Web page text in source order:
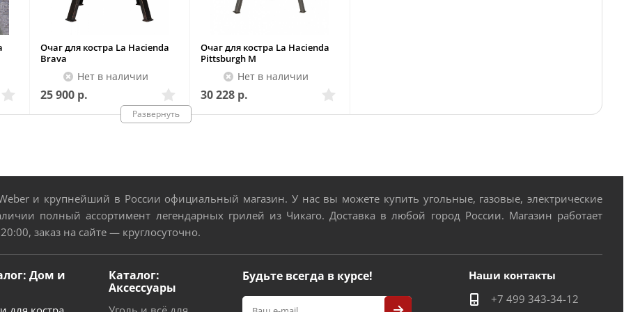
Очаг для костра La Hacienda
Brava
Нет в наличии
25 900 р.
Под заказ
Очаг для костра La Hacienda
Pittsburgh M
Нет в наличии
30 228 р.
Brava L Pittsburgh M
Очаг для костра Очаг для костра
80
Развернуть
и крупнейший в России официальный магазин. У нас вы можете купить угольные, газовые, электрические
полный ассортимент легендарных грилей из Чикаго. Доставка в любой город России. Магазин работает
заказ на сайте — круглосуточно.
Дом и
Каталог:
Аксессуары
Будьте всегда в курсе!
Наши контакты
+7 499 343-34-12